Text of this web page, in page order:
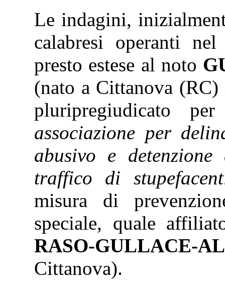
Le indagini,
calabresi operanti
presto estese al noto
(nato a Cittanova
pluripregiudicato
associazione per
abusivo e
traffico di
misura di
speciale, quale
RASO-GULLACE-
Cittanova).